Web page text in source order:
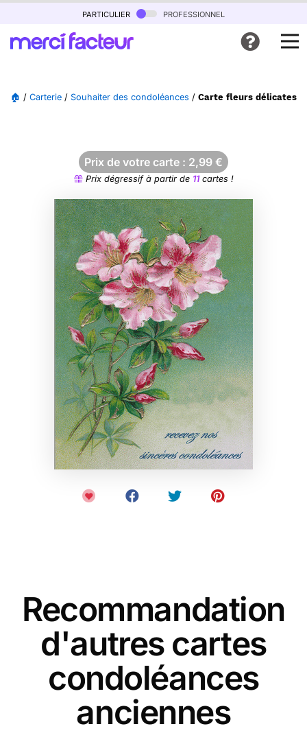
particulier professionnel
🏠 / Carterie / Souhaiter des condoléances / Carte fleurs délicates
Prix de votre carte : 2,99 €
Prix dégressif à partir de 11cartes !
Recommandation
d'autres cartes
condoléances
anciennes